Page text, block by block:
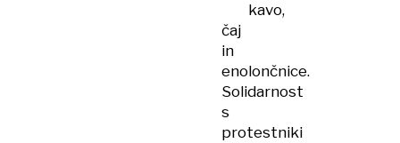
kavo,
čaj
in
enolončnice.
Solidarnost
s
protestniki